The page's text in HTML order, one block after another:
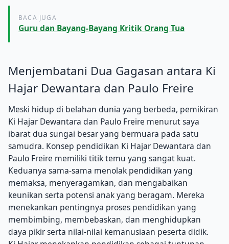
BACA JUGA
Guru dan Bayang-Bayang Kritik Orang Tua
Menjembatani Dua Gagasan antara Ki
Hajar Dewantara dan Paulo Freire
Meski hidup di belahan dunia yang berbeda, pemikiran
Ki Hajar Dewantara dan Paulo Freire menurut saya
ibarat dua sungai besar yang bermuara pada satu
samudra. Konsep pendidikan Ki Hajar Dewantara dan
Paulo Freire memiliki titik temu yang sangat kuat.
Keduanya sama-sama menolak pendidikan yang
memaksa, menyeragamkan, dan mengabaikan
keunikan serta potensi anak yang beragam. Mereka
menekankan pentingnya proses pendidikan yang
membimbing, membebaskan, dan menghidupkan
daya pikir serta nilai-nilai kemanusiaan peserta didik.